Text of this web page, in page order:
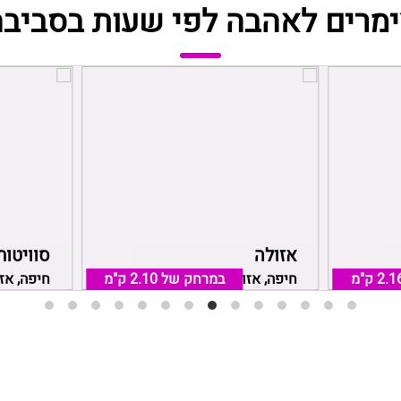
לאהבה לפי שעות
חיפה,
אזולה
חיפה, אזור חיפה והקריות
במרחק של2.10 ק"מ ק"מ